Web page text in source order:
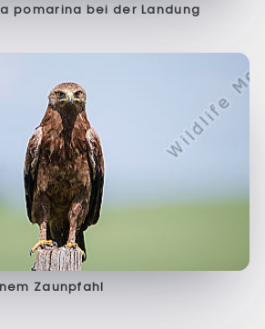
pomarina bei der Landung
Zaunpfahl